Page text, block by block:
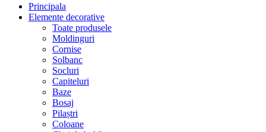
Principala
Elemente decorative
Toate produsele
Moldinguri
Cornise
Solbanc
Socluri
Capiteluri
Baze
Bosaj
Pilaștri
Coloane